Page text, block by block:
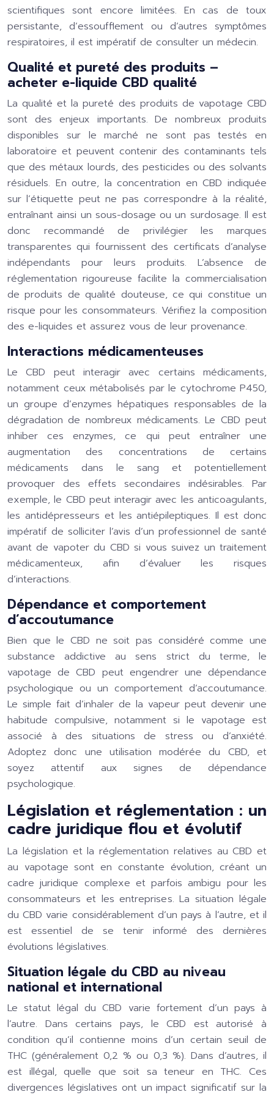
scientifiques sont encore limitées. En cas de toux
persistante, d’essoufflement ou d’autres symptômes
respiratoires, il est impératif de consulter un médecin.
Qualité et pureté des produits –
acheter e-liquide CBD qualité
La qualité et la pureté des produits de vapotage CBD
sont des enjeux importants. De nombreux produits
disponibles sur le marché ne sont pas testés en
laboratoire et peuvent contenir des contaminants tels
que des métaux lourds, des pesticides ou des solvants
résiduels. En outre, la concentration en CBD indiquée
sur l’étiquette peut ne pas correspondre à la réalité,
entraînant ainsi un sous-dosage ou un surdosage. Il est
donc recommandé de privilégier les marques
transparentes qui fournissent des certificats d’analyse
indépendants pour leurs produits. L’absence de
réglementation rigoureuse facilite la commercialisation
de produits de qualité douteuse, ce qui constitue un
risque pour les consommateurs. Vérifiez la composition
des e-liquides et assurez vous de leur provenance.
Interactions médicamenteuses
Le CBD peut interagir avec certains médicaments,
notamment ceux métabolisés par le cytochrome P450,
un groupe d’enzymes hépatiques responsables de la
dégradation de nombreux médicaments. Le CBD peut
inhiber ces enzymes, ce qui peut entraîner une
augmentation des concentrations de certains
médicaments dans le sang et potentiellement
provoquer des effets secondaires indésirables. Par
exemple, le CBD peut interagir avec les anticoagulants,
les antidépresseurs et les antiépileptiques. Il est donc
impératif de solliciter l’avis d’un professionnel de santé
avant de vapoter du CBD si vous suivez un traitement
médicamenteux, afin d’évaluer les risques
d’interactions.
Dépendance et comportement
d’accoutumance
Bien que le CBD ne soit pas considéré comme une
substance addictive au sens strict du terme, le
vapotage de CBD peut engendrer une dépendance
psychologique ou un comportement d’accoutumance.
Le simple fait d’inhaler de la vapeur peut devenir une
habitude compulsive, notamment si le vapotage est
associé à des situations de stress ou d’anxiété.
Adoptez donc une utilisation modérée du CBD, et
soyez attentif aux signes de dépendance
psychologique.
Législation et réglementation : un
cadre juridique flou et évolutif
La législation et la réglementation relatives au CBD et
au vapotage sont en constante évolution, créant un
cadre juridique complexe et parfois ambigu pour les
consommateurs et les entreprises. La situation légale
du CBD varie considérablement d’un pays à l’autre, et il
est essentiel de se tenir informé des dernières
évolutions législatives.
Situation légale du CBD au niveau
national et international
Le statut légal du CBD varie fortement d’un pays à
l’autre. Dans certains pays, le CBD est autorisé à
condition qu’il contienne moins d’un certain seuil de
THC (généralement 0,2 % ou 0,3 %). Dans d’autres, il
est illégal, quelle que soit sa teneur en THC. Ces
divergences législatives ont un impact significatif sur la